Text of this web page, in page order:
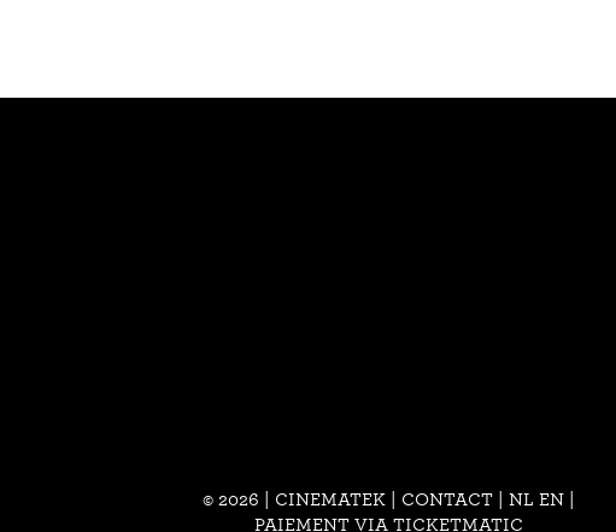
© 2026 | CINEMATEK | CONTACT| NL EN
PAIEMENT VIA TICKETMATIC